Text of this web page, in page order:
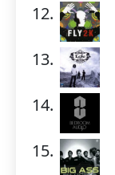
12.
13.
14.
15.